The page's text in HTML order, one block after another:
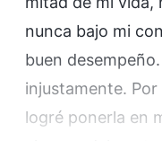
nunca bajo mi
buen
injustamente.
logré ponerla en